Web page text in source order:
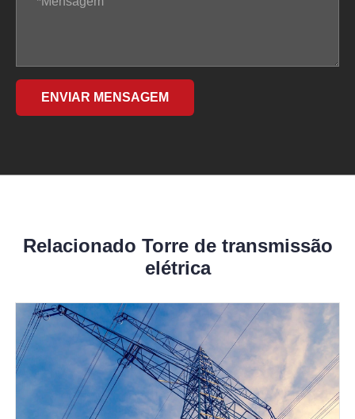
ENVIAR MENSAGEM
Relacionado Torre de transmissão
elétrica